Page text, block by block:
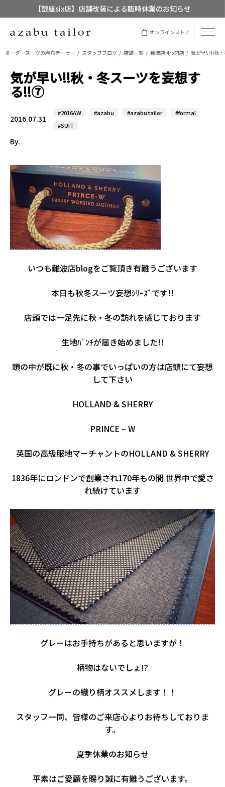
【銀座six店】店舗改装による臨時休業のお知らせ
【店舗限定】レディースオーダースーツ
オンラインストア
オーダースーツの麻布テーラー スタッフブログ 店舗一覧 難波店 4/5閉店 気が早い!!秋
気が早い!!秋・冬スーツを妄想す
る!!⑦
2016.07.31
#2016AW #azabu #azabu tailor
#formal
#SUIT
By.
いつも難波店blogをご覧頂き有難うございます
本日も秋冬スーツ妄想ｼﾘｰｽﾞです!!
店頭では一足先に秋・冬の訪れを感じております
生地ﾊﾞﾝﾁが届き始めました!!
頭の中が既に秋・冬の事でいっぱいの方は店頭にて妄想
して下さい
HOLLAND & SHERRY
PRINCE – W
英国の高級服地マーチャントのHOLLAND & SHERRY
1836年にロンドンで創業され170年もの間 世界中で愛さ
れ続けています
グレーはお手持ちがあると思いますが！
柄物はないでしょ!?
グレーの織り柄オススメします！！
スタッフ一同、皆様のご来店心よりお待ちしておりま
す。
夏季休業のお知らせ
平素はご愛顧を賜り誠に有難うございます。